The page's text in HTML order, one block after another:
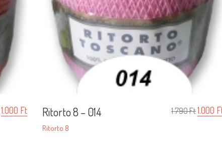
1.000 Ft Ritorto 8 – 014
Ritorto 8
1.790Ft1.000